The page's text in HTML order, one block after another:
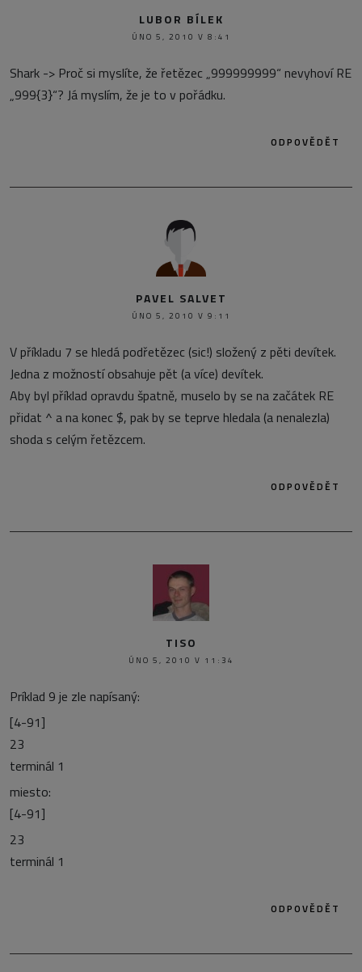
LUBOR BÍLEK
ÚNO 5, 2010 V 8:41
Shark -> Proč si myslíte, že řetězec „999999999“ nevyhoví RE
„999{3}“? Já myslím, že je to v pořádku.
ODPOVĚDĚT
PAVEL SALVET
ÚNO 5, 2010 V 9:11
V příkladu 7 se hledá podřetězec (sic!) složený z pěti devítek.
Jedna z možností obsahuje pět (a více) devítek.
Aby byl příklad opravdu špatně, muselo by se na začátek RE
přidat ^ a na konec $, pak by se teprve hledala (a nenalezla)
shoda s celým řetězcem.
ODPOVĚDĚT
TISO
ÚNO 5, 2010 V 11:34
Príklad 9 je zle napísaný:
[4-91]
23
terminál 1
miesto:
[4-91]
23
terminál 1
ODPOVĚDĚT